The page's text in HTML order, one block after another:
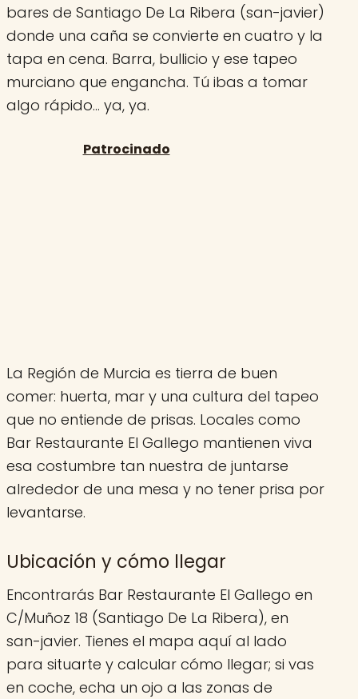
bares de Santiago De La Ribera (san-javier)
donde una caña se convierte en cuatro y la
tapa en cena. Barra, bullicio y ese tapeo
murciano que engancha. Tú ibas a tomar
algo rápido… ya, ya.
La Región de Murcia es tierra de buen
comer: huerta, mar y una cultura del tapeo
que no entiende de prisas. Locales como
Bar Restaurante El Gallego mantienen viva
esa costumbre tan nuestra de juntarse
alrededor de una mesa y no tener prisa por
levantarse.
Ubicación y cómo llegar
Encontrarás Bar Restaurante El Gallego en
C/Muñoz 18 (Santiago De La Ribera), en
san-javier. Tienes el mapa aquí al lado
para situarte y calcular cómo llegar; si vas
en coche, echa un ojo a las zonas de